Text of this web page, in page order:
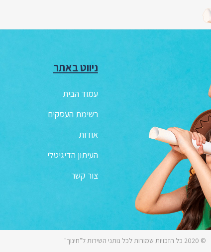
ניווט באתר
עמוד הבית
רשימת העסקים
אודות
העיתון הדיגיטלי
צור קשר
© 2020 כל הזכויות שמורות לכל נותני השירות ל"חינוך"